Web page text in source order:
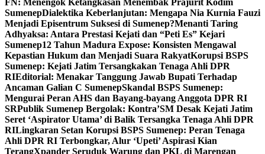
FN: Menengok Ketangkasan Menembak Prajurit Kodim
SumenepDialektika Keberlanjutan: Mengapa Nia Kurnia Fauzi
Menjadi Episentrum Suksesi di Sumenep?Menanti Taring
Adhyaksa: Antara Prestasi Kejati dan “Peti Es” Kejari
Sumenep12 Tahun Madura Expose: Konsisten Mengawal
Kepastian Hukum dan Menjadi Suara RakyatKorupsi BSPS
Sumenep: Kejati Jatim Tersangkakan Tenaga Ahli DPR
RIEditorial: Menakar Tanggung Jawab Bupati Terhadap
Ancaman Galian C SumenepSkandal BSPS Sumenep:
Mengurai Peran AHS dan Bayang-bayang Anggota DPR RI
SRPublik Sumenep Bergolak: Kontra’SM Desak Kejati Jatim
Seret ‘Aspirator Utama’ di Balik Tersangka Tenaga Ahli DPR
RILingkaran Setan Korupsi BSPS Sumenep: Peran Tenaga
Ahli DPR RI Terbongkar, Alur ‘Upeti’ Aspirasi Kian
TerangXpander Seruduk Warung dan PKL di Marengan